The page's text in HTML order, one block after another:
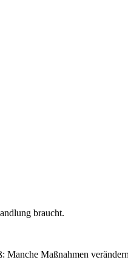
braucht.
Maßnahmen